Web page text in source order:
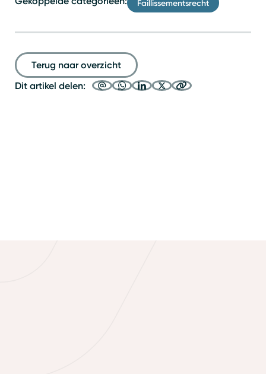
Faillissementsrecht
Terug naar overzicht
Dit artikel delen: